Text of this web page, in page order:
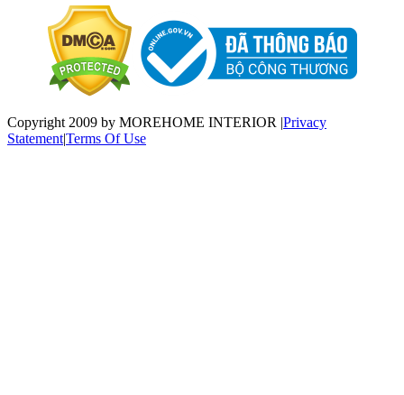
Copyright 2009 by MOREHOME INTERIOR |Privacy
Statement|Terms Of Use